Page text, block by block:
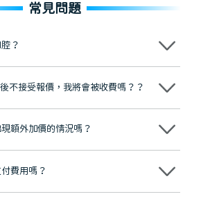
常見問題
？
世」的大學校訓，各分院匯聚來自香港、內地的
業領袖品牌」，是諾貝爾種植系統全球放心植牙中
國家和地區的顧客，受到粵港澳大灣區及周邊城
及信任推薦 珠海、深圳設有八大分院，香港亦設
，有任何問題都可以隨時預約免費咨詢，讓人十
不接受報價，我將會被收費嗎？？
服務之前，你不會被收取任何費用。
額外加價的情況嗎？
細說明治療方案及對應的價錢，顧客同意並簽字
費用嗎？
當日匯率轉算收取費用，而匯率會及時告知客人